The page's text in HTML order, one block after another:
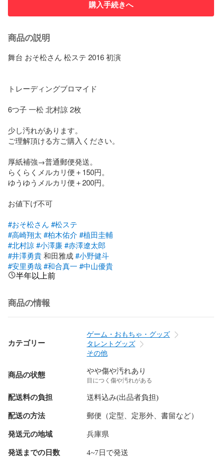
購入手続きへ
商品の説明
舞台 おそ松さん 松ステ 2016 初演
トレーディングブロマイド
6つ子 一松 北村諒 2枚
少し汚れがあります。
ご理解頂ける方ご購入ください。
厚紙補強→普通郵便発送。
らくらくメルカリ便＋150円。
ゆうゆうメルカリ便＋200円。
お値下げ不可
#おそ松さん #松ステ
#高崎翔太 #柏木佑介 #植田圭輔
#北村諒#小澤廉#赤澤遼太郎
#井澤勇貴 和田雅成 #小野健斗
#安里勇哉#和合真一 #中山優貴
半年以上前
商品の情報
カテゴリー
ゲーム・おもちゃ・グッズ
タレントグッズ
その他
商品の状態 やや傷や汚れあり
目につく傷や汚れがある
配送料の負担 送料込み(出品者負担)
配送の方法 郵便（定型、定形外、書留など）
発送元の地域 兵庫県
発送までの日数 4~7日で発送